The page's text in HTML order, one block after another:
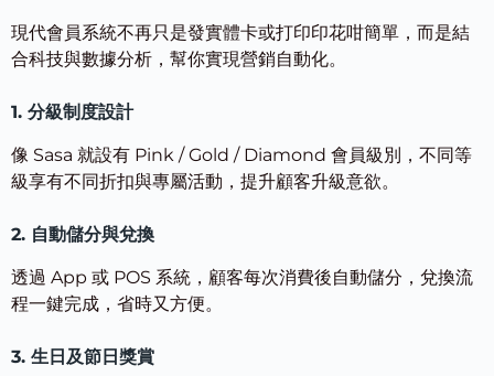
現代會員系統不再只是發實體卡或打印印花咁簡單，而是結
合科技與數據分析，幫你實現營銷自動化。
1. 分級制度設計
像 Sasa 就設有 Pink / Gold / Diamond 會員級別，不同等
級享有不同折扣與專屬活動，提升顧客升級意欲。
2. 自動儲分與兌換
透過 App 或 POS 系統，顧客每次消費後自動儲分，兌換流
程一鍵完成，省時又方便。
3. 生日及節日獎賞